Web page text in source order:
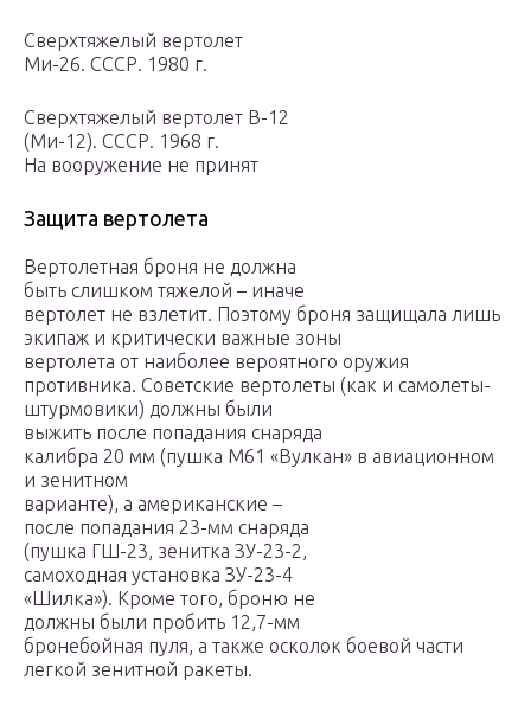
Сверхтяжелый вертолет
Ми-26. СССР. 1980 г.
Сверхтяжелый вертолет В-12
(Ми-12). СССР. 1968 г.
На вооружение не принят
Защита вертолета
Вертолетная броня не должна
быть слишком тяжелой – иначе
вертолет не взлетит. Поэтому броня защищала лишь
экипаж и критически важные зоны
вертолета от наиболее вероятного оружия
противника. Советские вертолеты (как и самолеты-
штурмовики) должны были
выжить после попадания снаряда
калибра 20 мм (пушка М61 «Вулкан» в авиационном
и зенитном
варианте), а американские –
после попадания 23-мм снаряда
(пушка ГШ-23, зенитка ЗУ-23-2,
самоходная установка ЗУ-23-4
«Шилка»). Кроме того, броню не
должны были пробить 12,7-мм
бронебойная пуля, а также осколок боевой части
легкой зенитной ракеты.